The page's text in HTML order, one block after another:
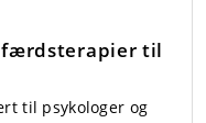
til
til psykologer og